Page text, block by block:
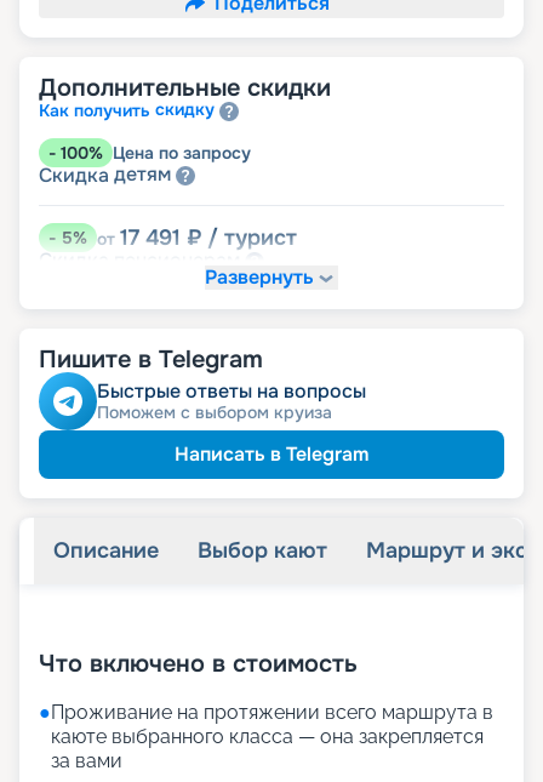
Дополнительные скидки
Как получить скидку
- 100% Цена по запросу
Скидка детям
-5% от 17 491 ₽ / турист
Скидка
Развернуть
Пишите в Telegram
Быстрые ответы на вопросы
Поможем с выбором круиза
Написать в Telegram
Описание Выбор кают Маршрут и
Что включено в стоимость
●Проживание на протяжении всего маршрута в
каюте выбранного класса — она закрепляется
за вами